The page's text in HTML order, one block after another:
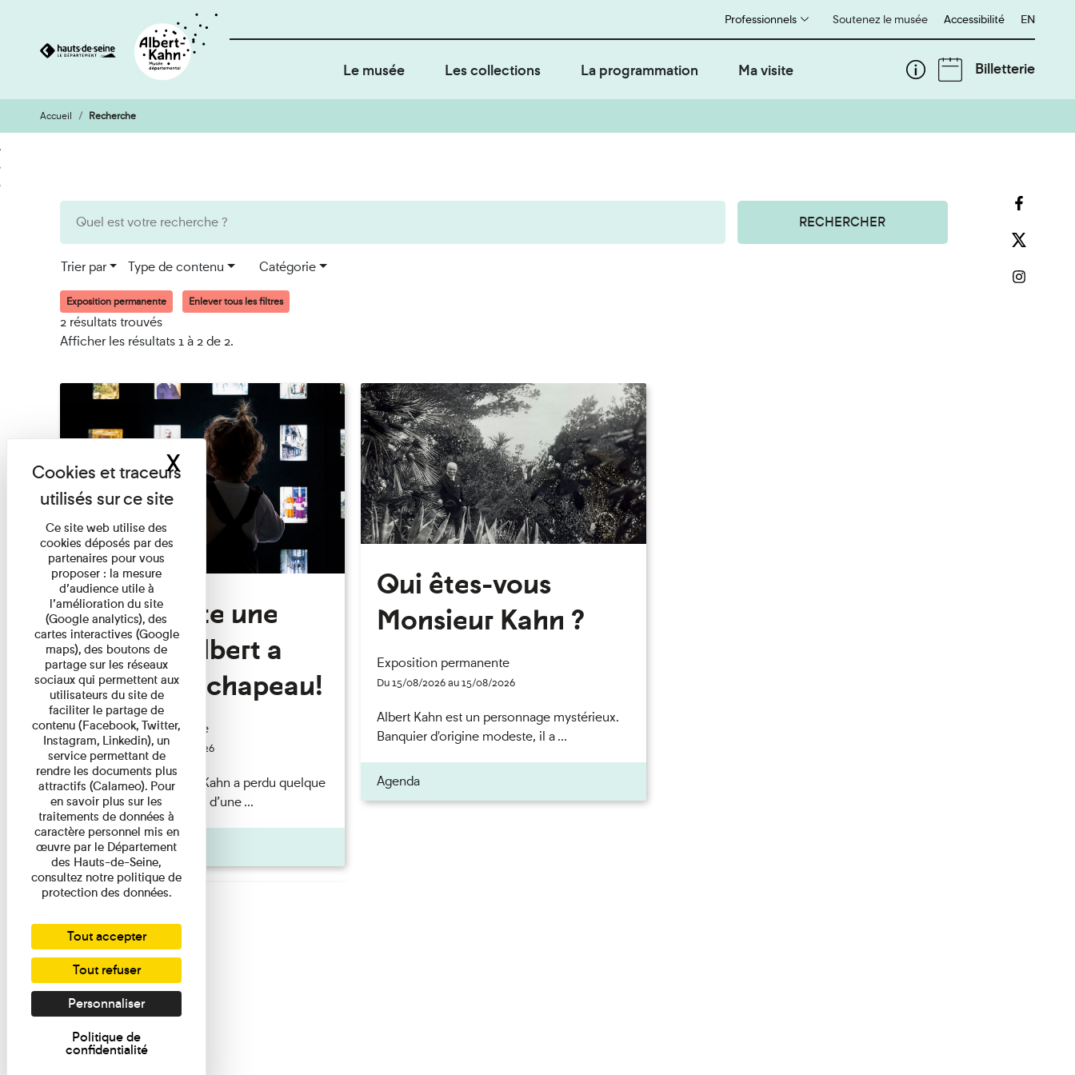
Aller
au
contenu
Aller
à
la
Soutenez le musée
Professionnels Accessibilité English
EN
Le musée Les collections La programmation Ma visite Billetterie
Accueil Recherche
RECHERCHER
Trier par Type de contenu Catégorie
Exposition permanente Enlever tous les filtres
2 résultats trouvés
Afficher les résultats 1 à 2 de 2.
Visite Toute une
histoire: Albert a
perdu son chapeau!
Exposition permanente
Du 15/08/2026 au 15/08/2026
Il semblerait qu’Albert Kahn a perdu quelque
chose... Accompagnés d’une ...
Agenda
Qui êtes-vous
Monsieur Kahn ?
Exposition permanente
Du 15/08/2026 au 15/08/2026
Albert Kahn est un personnage mystérieux.
Banquier d'origine modeste, il a ...
Agenda
Ce site web utilise des
cookies déposés par des
partenaires pour vous
proposer : la mesure
d’audience utile à
l’amélioration du site
(Google analytics), des
cartes interactives (Google
maps), des boutons de
partage sur les réseaux
sociaux qui permettent aux
utilisateurs du site de
faciliter le partage de
contenu (Facebook, Twitter,
Instagram, Linkedin), un
service permettant de
rendre les documents plus
attractifs (Calameo). Pour
en savoir plus sur les
traitements de données à
caractère personnel mis en
œuvre par le Département
des Hauts-de-Seine,
consultez notre politique de
protection des données.
Tout accepter
Tout refuser
Personnaliser
Politique de
confidentialité
XMasquer le bandeau des cookies